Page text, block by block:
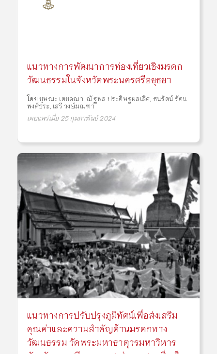
แนวทางการพัฒนาการท่องเที่ยวเชิงมรดก
วัฒนธรรมในจังหวัดพระนครศรีอยุธยา
โดย ชุษณะ เตชคณา, ณัฐพล ประดิษฐผลเลิศ ธนรัตน์ รัตน
พงศ์ธระ เสรี วงษ์มณฑา
เผยแพร่เมื่อ 25 กุมภาพันธ์ 2024
แนวทางการปรับปรุงภูมิทัศน์เพื่อส่งเสริม
คุณค่าและความสำคัญด้านมรดกทาง
วัฒนธรรม วัดพระมหาธาตุวรมหาวิหาร